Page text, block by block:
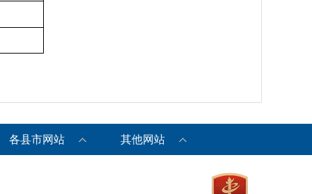
各县市网站 其他网站